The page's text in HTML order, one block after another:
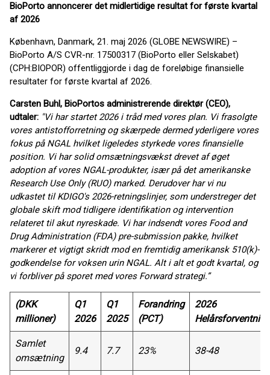
BioPorto annoncerer det midlertidige resultat for første kvartal
af 2026
København, Danmark, 21. maj 2026 (GLOBE NEWSWIRE) –
BioPorto A/S CVR-nr. 17500317 (BioPorto eller Selskabet)
(CPH:BIOPOR) offentliggjorde i dag de foreløbige finansielle
resultater for første kvartal af 2026.
Carsten Buhl, BioPortos administrerende direktør (CEO),
udtaler: "Vi har startet 2026 i tråd med vores plan. Vi frasolgte
vores antistofforretning og skærpede dermed yderligere vores
fokus på NGAL hvilket ligeledes styrkede vores finansielle
position. Vi har solid omsætningsvækst drevet af øget
adoption af vores NGAL-produkter, især på det amerikanske
Research Use Only (RUO) marked. Derudover har vi nu
udkastet til KDIGO's 2026-retningslinjer, som understreger det
globale skift mod tidligere identifikation og intervention
relateret til akut nyreskade. Vi har indsendt vores Food and
Drug Administration (FDA) pre-submission pakke, hvilket
markerer et vigtigt skridt mod en fremtidig amerikansk 510(k)-
godkendelse for voksen urin NGAL. Alt i alt et godt kvartal, og
vi forbliver på sporet med vores Forward strategi.”
(DKK
millioner)
Q1
2026
Q1
2025
Forandring
(PCT)
2026
Samlet
omsætning
9.4 7.7 23% 38-48